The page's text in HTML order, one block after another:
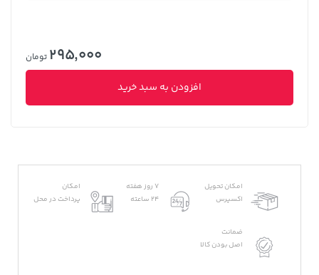
295,000 تومان
افزودن به سبد خرید
امکان تحویل
اکسپرس
7 روز هفته
24 ساعته
امکان
پرداخت در محل
ضمانت
اصل بودن کالا